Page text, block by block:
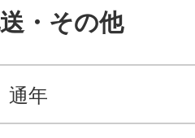
・その他
通年